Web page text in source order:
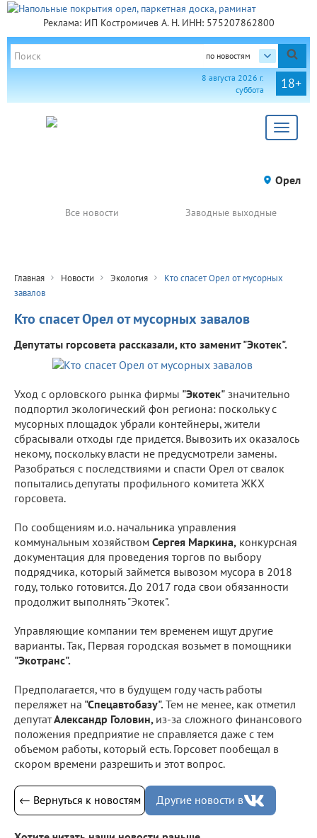
Реклама: ИП Костромичев А. Н. ИНН: 575207862800
по новостям
18+
8 августа 2026 г.
суббота
Toggle
Орел
Все новости Заводные выходные
Главная Новости Экология
Кто спасет Орел от мусорных
завалов
Кто спасет Орел от мусорных завалов
Депутаты горсовета рассказали, кто заменит "Экотек".
Уход с орловского рынка фирмы "Экотек" значительно
подпортил экологический фон региона: поскольку с
мусорных площадок убрали контейнеры, жители
сбрасывали отходы где придется. Вывозить их оказалось
некому, поскольку власти не предусмотрели замены.
Разобраться с последствиями и спасти Орел от свалок
попытались депутаты профильного комитета ЖКХ
горсовета.
По сообщениям и.о. начальника управления
коммунальным хозяйством Сергея Маркина, конкурсная
документация для проведения торгов по выбору
подрядчика, который займется вывозом мусора в 2018
году, только готовится. До 2017 года свои обязанности
продолжит выполнять "Экотек".
Управляющие компании тем временем ищут другие
варианты. Так, Первая городская возьмет в помощники
"Экотранс".
Предполагается, что в будущем году часть работы
переляжет на "Спецавтобазу". Тем не менее, как отметил
депутатАлександр Головин, из-за сложного финансового
положения предприятие не справляется даже с тем
объемом работы, который есть. Горсовет пообещал в
скором времени разрешить и этот вопрос.
← Вернуться к новостям Другие новости в